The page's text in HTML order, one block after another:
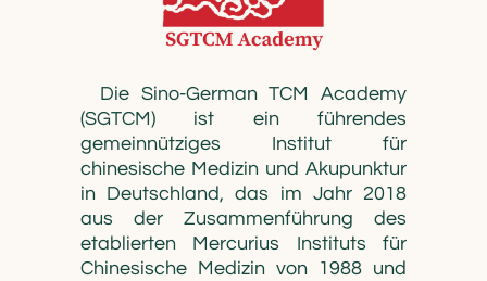
Die Sino-German TCM Academy
(SGTCM) ist ein führendes
gemeinnütziges Institut für
chinesische Medizin und Akupunktur
in Deutschland, das im Jahr 2018
aus der Zusammenführung des
etablierten Mercurius Instituts für
Chinesische Medizin von 1988 und